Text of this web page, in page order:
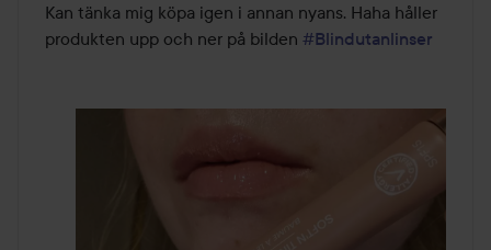
Kan tänka mig köpa igen i annan nyans. Haha håller
produkten upp och ner på bilden #Blindutanlinser